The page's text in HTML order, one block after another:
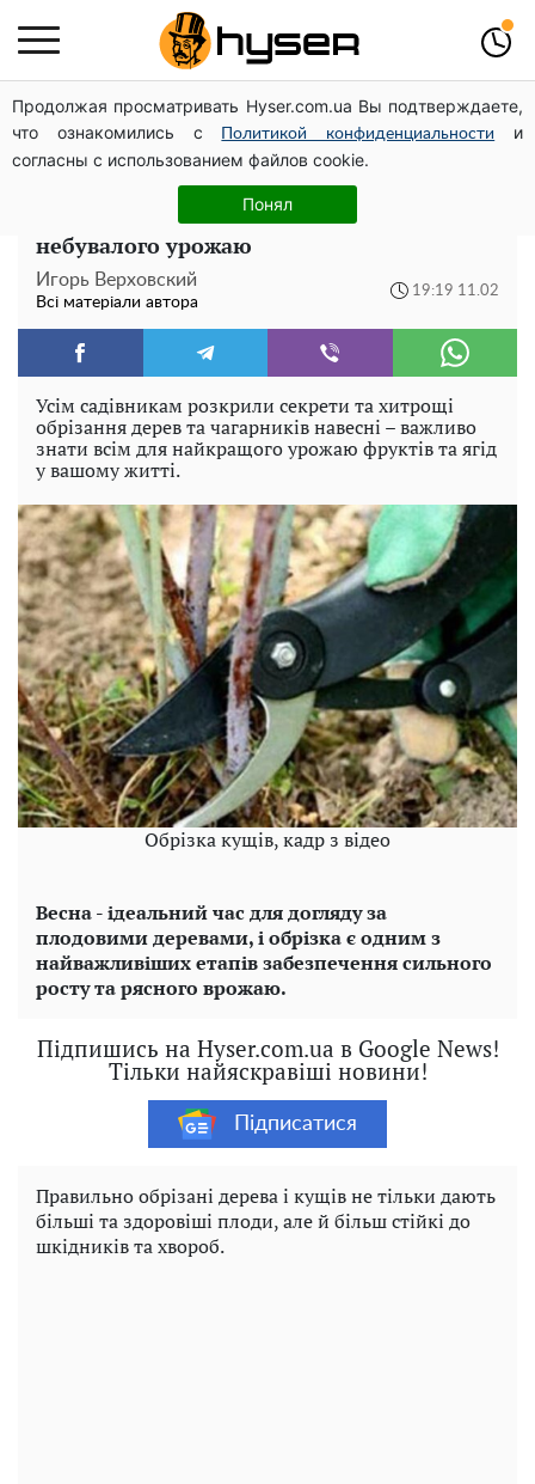
Продолжая просматривать Hyser.com.ua Вы подтверждаете,
что ознакомились с
Политикой конфиденциальности
и
согласны с использованием файлов cookie.
Понял
Олена Тополя злив відео – це далеко не все: фронтмен
"Антитіла" Тарас Тополя став наступним
Обрізка дерев та кущів навесні: що
важливо знати кожному садівникові для
небувалого урожаю
Игорь Верховский
Всі матеріали автора
19:19 11.02
Усім садівникам розкрили секрети та хитрощі
обрізання дерев та чагарників навесні – важливо
знати всім для найкращого урожаю фруктів та ягід
у вашому житті.
Обрізка кущів, кадр з відео
Весна - ідеальний час для догляду за
плодовими деревами, і обрізка є одним з
найважливіших етапів забезпечення сильного
росту та рясного врожаю.
Підпишись на Hyser.com.ua в Google News!
Тільки найяскравіші новини!
Підписатися
Правильно обрізані дерева і кущів не тільки дають
більші та здоровіші плоди, але й більш стійкі до
шкідників та хвороб.